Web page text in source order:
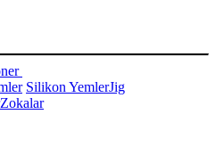
Silikon YemlerJig
Zokalar